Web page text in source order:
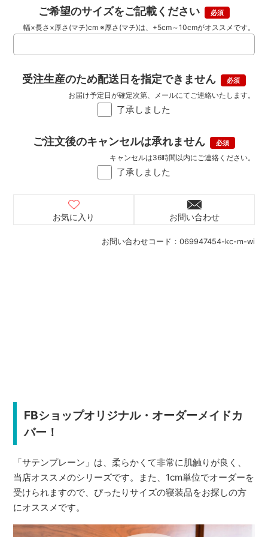
お問い合わせコード： 069947454-kc-m-wi
ご希望のサイズをご記載ください
幅×長さ×厚さ(マチ)cm ※厚さ(マチ)は、+5cm～10cmがオススメです。
受注生産のため配送日を指定できません
了承しました
お届け予定日が確定次第、メールにてご連絡いたします。
ご注文後のキャンセルは承れません
了承しました
キャンセルは36時間以内にご連絡ください。
お気に入り お問い合わせ
FBショップオリジナル・オーダーメイドカ
バー！
「サテンプレーン」は、柔らかくて非常に肌触りが良く、
当店オススメのシリーズです。また、1cm単位でオーダーを
受けられますので、ぴったりサイズの寝装品をお探しの方
にオススメです。